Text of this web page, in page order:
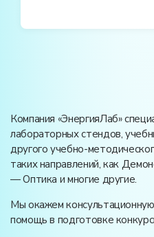
Компания «ЭнергияЛаб»
лабораторных стендов,
другого учебно-
таких направлений, как
— Оптика и многие другие.
Мы окажем
помощь в подготовке